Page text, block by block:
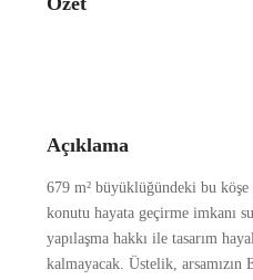
Açıklama
679 m² büyüklüğündeki bu
konutu hayata geçirme imkanı
yapılaşma hakkı ile tasarım
kalmayacak. Üstelik, arsamızın